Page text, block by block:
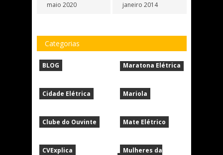
maio 2020 janeiro 2014
Categorias
BLOG
Cidade Elétrica
Clube do Ouvinte
CVExplica
Maratona Elétrica
Mariola
Mate Elétrico
Mulheres da